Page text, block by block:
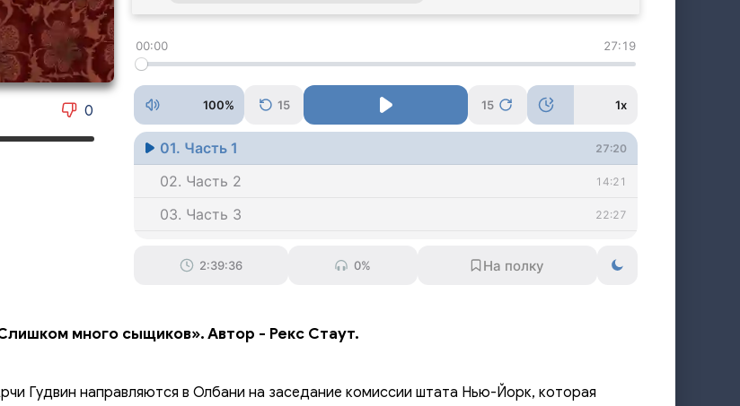
0
00:00 27:19
100% 15 15 1x
01. Часть 1 27:20
02. Часть 2 14:21
03. Часть 3 22:27
2:39:36 0%
много сыщиков». Автор - Рекс Стаут.
Гудвин направляются в Олбани на заседание комиссии штата Нью-Йорк, которая